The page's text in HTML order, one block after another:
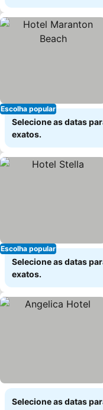
Escolha popular
Selecione as datas
exatos.
Escolha popular
Selecione as datas
exatos.
Selecione as datas